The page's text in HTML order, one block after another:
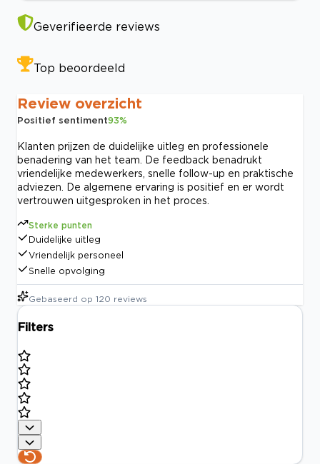
Geverifieerde reviews
Top beoordeeld
Review overzicht
Positief sentiment93%
Klanten prijzen de duidelijke uitleg en professionele
benadering van het team. De feedback benadrukt
vriendelijke medewerkers, snelle follow-up en praktische
adviezen. De algemene ervaring is positief en er wordt
vertrouwen uitgesproken in het proces.
Sterke punten
Duidelijke uitleg
Vriendelijk personeel
Snelle opvolging
Gebaseerd op 120 reviews
Filters